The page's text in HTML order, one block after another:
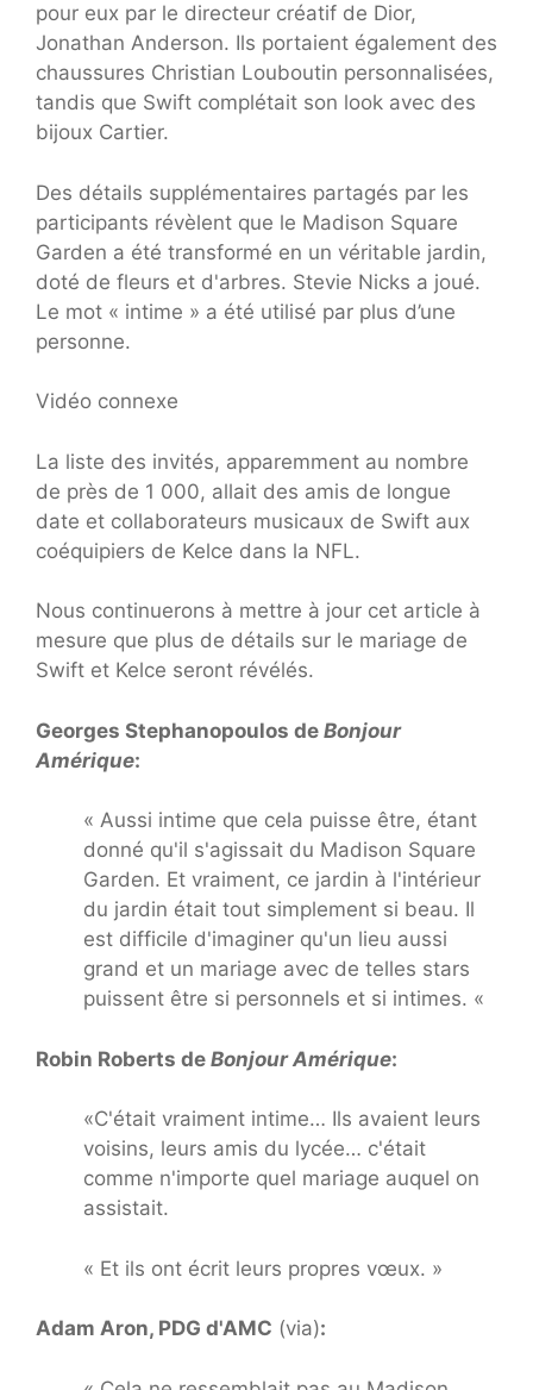
pour eux par le directeur créatif de Dior,
Jonathan Anderson. Ils portaient également des
chaussures Christian Louboutin personnalisées,
tandis que Swift complétait son look avec des
bijoux Cartier.
Des détails supplémentaires partagés par les
participants révèlent que le Madison Square
Garden a été transformé en un véritable jardin,
doté de fleurs et d'arbres. Stevie Nicks a joué.
Le mot « intime » a été utilisé par plus d’une
personne.
Vidéo connexe
La liste des invités, apparemment au nombre
de près de 1 000, allait des amis de longue
date et collaborateurs musicaux de Swift aux
coéquipiers de Kelce dans la NFL.
Nous continuerons à mettre à jour cet article à
mesure que plus de détails sur le mariage de
Swift et Kelce seront révélés.
Georges Stephanopoulos de Bonjour
Amérique:
« Aussi intime que cela puisse être, étant
donné qu'il s'agissait du Madison Square
Garden. Et vraiment, ce jardin à l'intérieur
du jardin était tout simplement si beau. Il
est difficile d'imaginer qu'un lieu aussi
grand et un mariage avec de telles stars
puissent être si personnels et si intimes. «
Robin Roberts de Bonjour Amérique:
«C'était vraiment intime… Ils avaient leurs
voisins, leurs amis du lycée… c'était
comme n'importe quel mariage auquel on
assistait.
« Et ils ont écrit leurs propres vœux. »
Adam Aron, PDG d'AMC (via):